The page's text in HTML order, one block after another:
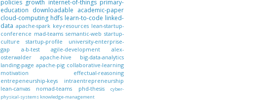
policies growth internet-of-things primary-
education downloadable academic-paper
cloud-computing hdfs learn-to-code linked-
data apache-spark key-resources lean-startup-
conference mad-teams semantic-web startup-
culture
startup-profile
university-enterprise-
gap
a-b-test agile-development
alex-
osterwalder
apache-hive
big-data-analytics
landing-page apache-pig collaborative-learning
motivation
effectual-reasoning
entrepeneurship-keys
intraentrepreneurship
lean-canvas
nomad-teams phd-thesis
cyber-
physical-systems knowledge-management